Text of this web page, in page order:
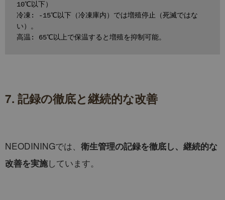
10℃以下）
冷凍: -15℃以下（冷凍庫内）では増殖停止（死滅ではな
い）。
高温: 65℃以上で保温すると増殖を抑制可能。
7. 記録の徹底と継続的な改善
NEODININGでは、 衛生管理の記録を徹底し、継続的な
改善を実施しています。